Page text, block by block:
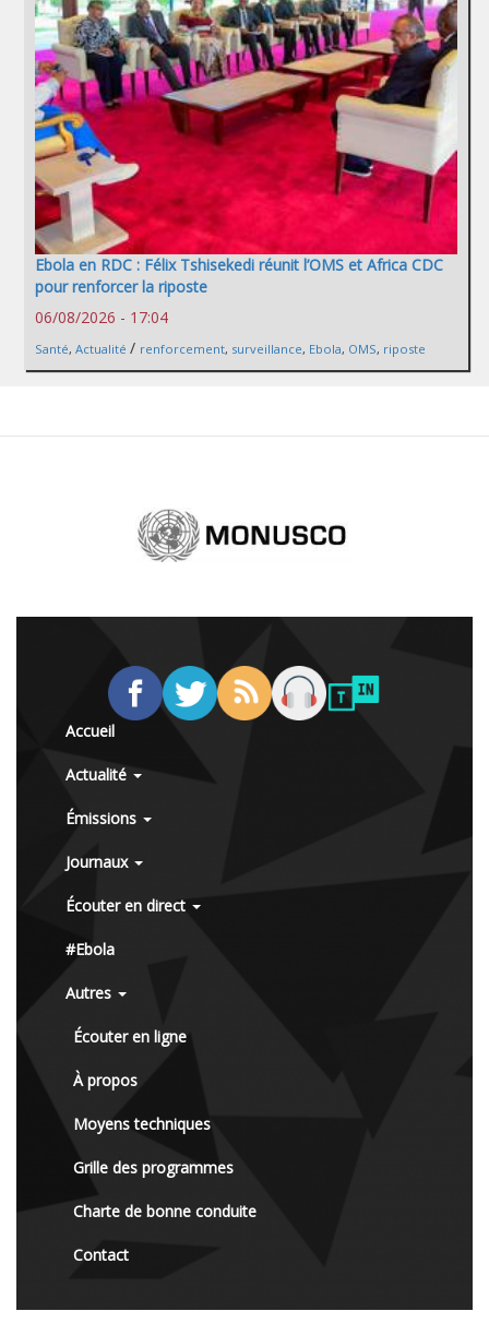
Ebola en RDC : Félix Tshisekedi réunit l’OMS et Africa CDC
pour renforcer la riposte
06/08/2026 - 17:04
Santé, Actualité / renforcement, surveillance, Ebola, OMS, riposte
Accueil
Actualité
Émissions
Journaux
Écouter en direct
#Ebola
Autres
Écouter en ligne
À propos
Moyens techniques
Grille des programmes
Charte de bonne conduite
Contact